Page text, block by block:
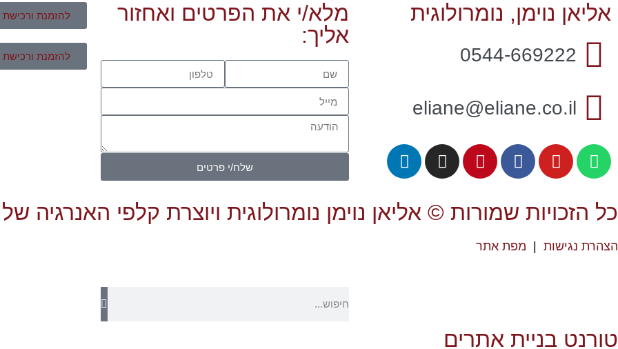
אליאן נוימן, נומרולוגית
0544-669222
eliane@eliane.co.il
מלא/י את הפרטים ואחזור
אליך:
שלח/י פרטים
להזמנת ורכישת
להזמנת
כל הזכויות שמורות © אליאן נוימן נומרולוגית ויוצרת קלפי האנרגיה
הצהרת נגישות מפת אתר
טורנט בניית אתרים